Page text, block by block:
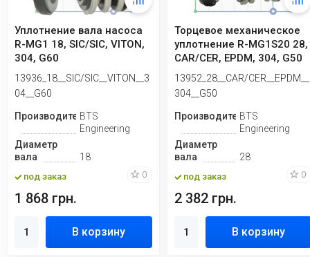
Уплотнение вала насоса
R-MG1 18, SIC/SIC, VITON,
304, G60
13936_18__SIC/SIC__VITON__3
04__G60
ПроизводительBTS
Engineering
Диаметр
вала
18
под заказ 0
1 868 грн.
В корзину
Торцевое механическое
уплотнение R-MG1S20 28,
CAR/CER, EPDM, 304, G50
13952_28__CAR/CER__EPDM__
304__G50
ПроизводительBTS
Engineering
Диаметр
вала
28
под заказ 0
2 382 грн.
В корзину